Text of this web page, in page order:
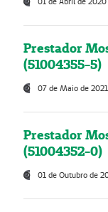
Prestador
(51004355-5)
07 de Maio de 2021
Prestador
(51004352-0)
01 de Outubro de